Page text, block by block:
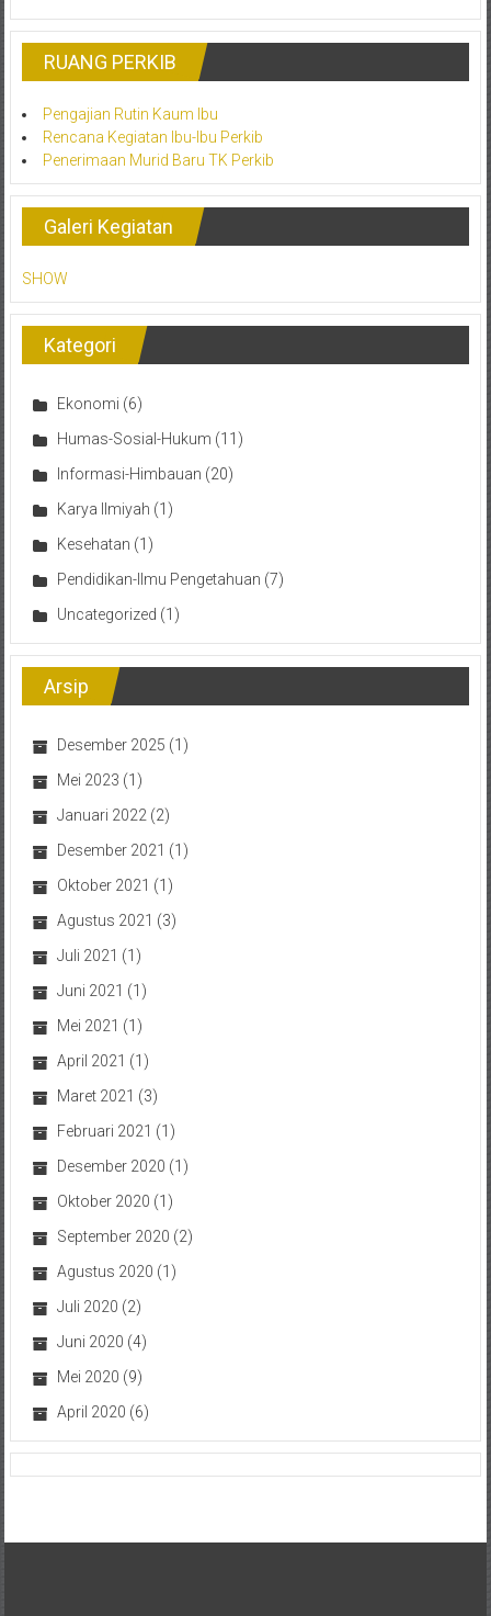
RUANG PERKIB
Pengajian Rutin Kaum Ibu
Rencana Kegiatan Ibu-Ibu Perkib
Penerimaan Murid Baru TK Perkib
Galeri Kegiatan
SHOW
Kategori
Ekonomi (6)
Humas-Sosial-Hukum (11)
Informasi-Himbauan (20)
Karya Ilmiyah (1)
Kesehatan (1)
Pendidikan-Ilmu Pengetahuan (7)
Uncategorized (1)
Arsip
Desember 2025 (1)
Mei 2023 (1)
Januari 2022(2)
Desember 2021 (1)
Oktober 2021 (1)
Agustus 2021 (3)
Juli 2021 (1)
Juni 2021 (1)
Mei 2021 (1)
April 2021 (1)
Maret 2021 (3)
Februari 2021 (1)
Desember 2020 (1)
Oktober 2020 (1)
September 2020 (2)
Agustus 2020 (1)
Juli 2020 (2)
Juni 2020 (4)
Mei 2020 (9)
April 2020 (6)